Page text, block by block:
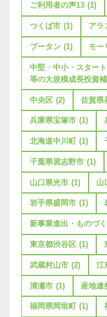
ご利用者の声13 (1)
つくば市 (1) アラ
ブータン (1) モー
中堅・中小・スター
等の大規模成長投資
中央区 (2) 佐賀県
兵庫県宝塚市 (1)
北海道中川町 (1)
千葉県習志野市 (1)
山口県光市 (1) 山
岩手県盛岡市 (1)
新事業進出・ものづ
東京都渋谷区 (1)
武蔵村山市 (2) 江
清瀬市 (1) 産地連
福岡県岡垣町 (1)